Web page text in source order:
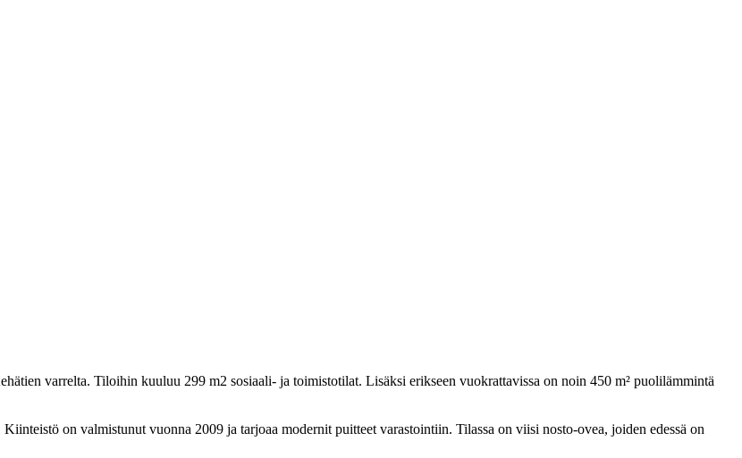
varrelta. Tiloihin kuuluu 299 m2 sosiaali- ja toimistotilat. Lisäksi erikseen vuokrattavissa on noin 450 m² puolilämmintä
on valmistunut vuonna 2009 ja tarjoaa modernit puitteet varastointiin. Tilassa on viisi nosto-ovea, joiden edessä on